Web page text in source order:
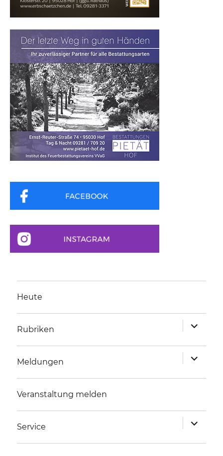
Heute
Rubriken
anzeigen
Meldungen
anzeigen
Veranstaltung melden
Service
anzeigen